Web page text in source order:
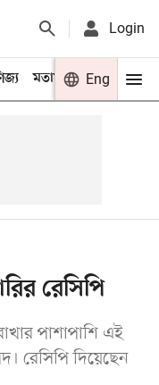
Login
মতামত খেলা
Eng
রেসিপি
পাশাপাশি এই
রেসিপি দিয়েছেন